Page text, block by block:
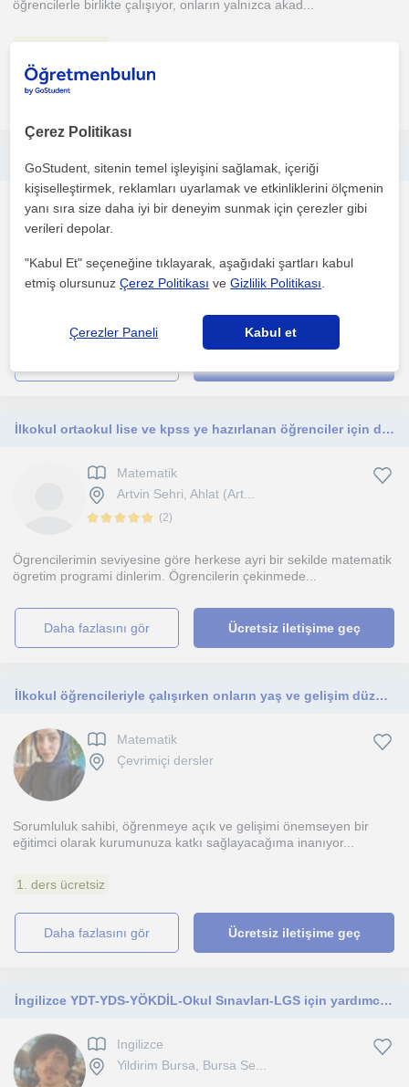
öğrencilerle birlikte çalışıyor, onların yalnızca akad...
1. ders ücretsiz
daha fazlasını gör
Fizik
Derslerimiz anlaşılır net ve öğrenme odaklı ilerler asla
İlkokul ortaokul lise ve kpss ye hazırlanan öğrenciler için ders veriyorum. her düzeyde yüzyüze öğrencilerim oldu gayet verimli ge
Matematik
Artvin Sehri, Ahlat (Art...
(2)
Ögrencilerimin seviyesine göre herkese ayri bir sekilde matematik
ögretim programi dinlerim. Ögrencilerin çekinmede...
daha fazlasını gör Ücretsiz iletişime geç
İlkokul öğrencileriyle çalışırken onların yaş ve gelişim düzeylerine uygun şekilde
Matematik
Çevrimiçi dersler
Sorumluluk sahibi, öğrenmeye açık ve gelişimi önemseyen bir
eğitimci olarak kurumunuza katkı sağlayacağıma inanıyor...
1. ders ücretsiz
daha fazlasını gör Ücretsiz iletişime geç
İngilizce YDT-YDS-YÖKDİL-Okul Sınavları-LGS için yardımcı özel ders
Ingilizce
Yildirim Bursa, Bursa Se...
Çerez Politikası
GoStudent, sitenin temel işleyişini sağlamak, içeriği
kişiselleştirmek, reklamları uyarlamak ve etkinliklerini ölçmenin
yanı sıra size daha iyi bir deneyim sunmak için çerezler gibi
verileri depolar.
"Kabul Et" seçeneğine tıklayarak, aşağıdaki şartları kabul
etmiş olursunuzÇerez Politikası veGizlilik Politikası
Çerezler Paneli Kabul et